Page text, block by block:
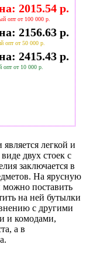
2015.54 р.
опт от 100 000 р.
2156.63 р.
опт от 50 000 р.
2415.43 р.
опт от 10 000 р.
легкой и
двух стоек с
заключается в
На ярусную
можно поставить
на ней бутылки
с другими
и комодами,
а в